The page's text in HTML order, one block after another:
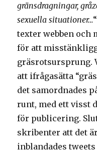
gränsdragningar,
sexuella situationer…
texter webben och
för att
gräsrotsursprung.
att ifrågasätta
det samordnades
runt, med ett visst
för publicering.
skribenter att det
inblandades